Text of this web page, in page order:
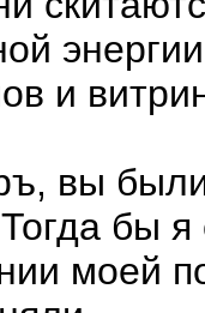
и
вы
бы я
моей